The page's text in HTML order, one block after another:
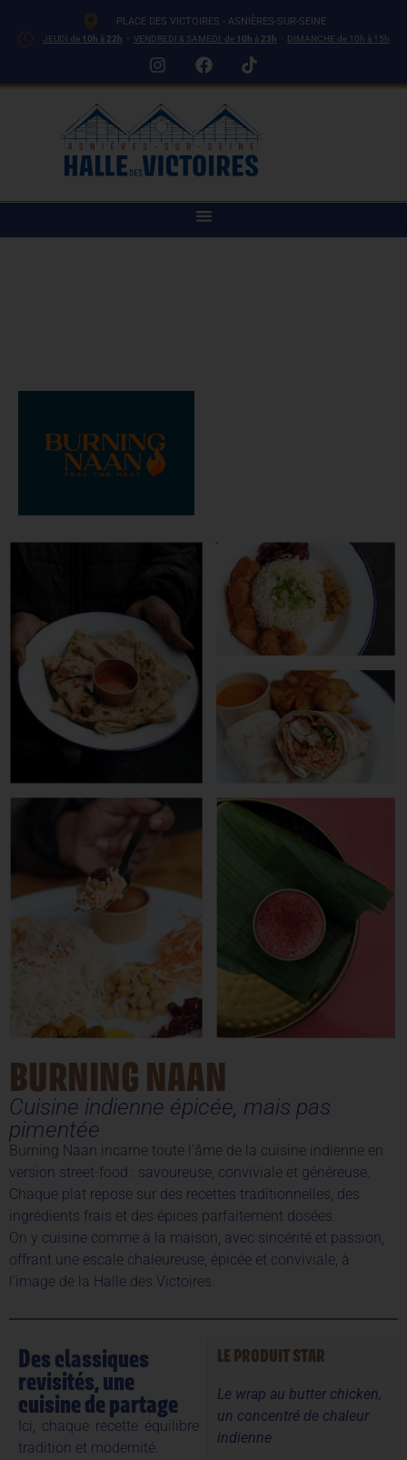
PLACE DES VICTOIRES - ASNIÈRES-SUR-SEINE
JEUDI de 10h à 22h - VENDREDI & SAMEDI de 10h à 23h - DIMANCHE de 10h à 15h
BURNING NAAN
Cuisine indienne épicée, mais pas
pimentée
Burning Naan incarne toute l’âme de la cuisine indienne en
version street-food : savoureuse, conviviale et généreuse.
Chaque plat repose sur des recettes traditionnelles, des
ingrédients frais et des épices parfaitement dosées.
On y cuisine comme à la maison, avec sincérité et passion,
offrant une escale chaleureuse, épicée et conviviale, à
l’image de la Halle des Victoires.
Des classiques
revisités, une
cuisine de partage
Ici, chaque recette équilibre
tradition et modernité.
LE PRODUIT STAR
Le wrap au butter chicken,
un concentré de chaleur
indienne